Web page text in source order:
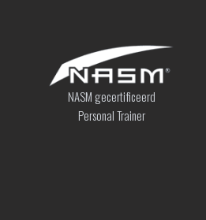
NASM gecertificeerd
Personal Trainer